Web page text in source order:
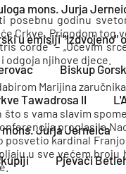
mons. Jurja
u emisiji
Biskup
Tawadrosa II
Jurja Jerneića
Pjevači
posebnu godinu
Crkve. Prigodom tog
corde“ – „Očevim
odgoja njihove djece.
Marijina
s vama slavim
proglasila
posvetio kardinal
u sve većem